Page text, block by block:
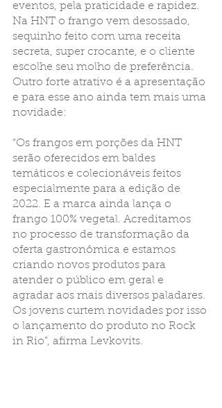
eventos, pela praticidade e rapidez.
Na HNT o frango vem desossado,
sequinho feito com uma receita
secreta, super crocante, e o cliente
escolhe seu molho de preferência.
Outro forte atrativo é a apresentação
e para esse ano ainda tem mais uma
novidade:
“Os frangos em porções da HNT
serão oferecidos em baldes
temáticos e colecionáveis feitos
especialmente para a edição de
2022. E a marca ainda lança o
frango 100% vegetal. Acreditamos
no processo de transformação da
oferta gastronômica e estamos
criando novos produtos para
atender o público em geral e
agradar aos mais diversos paladares.
Os jovens curtem novidades por isso
o lançamento do produto no Rock
in Rio”, afirma Levkovits.